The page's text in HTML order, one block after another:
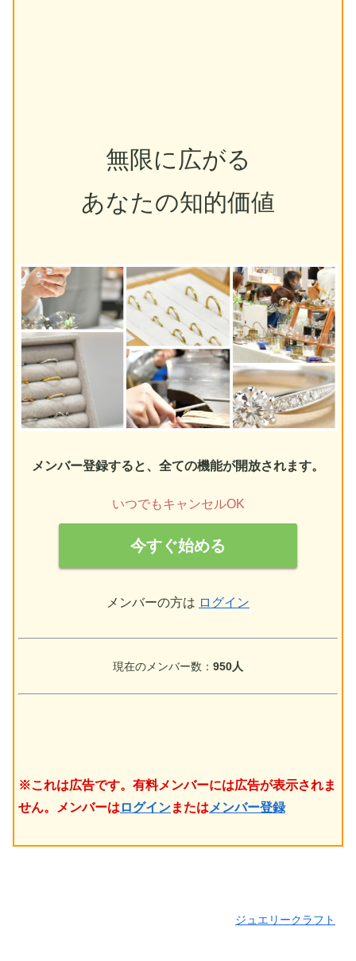
無限に広がる
あなたの知的価値
メンバー登録すると、全ての機能が開放されます。
いつでもキャンセルOK
今すぐ始める
メンバーの方は ログイン
現在のメンバー数： 950人
※これは広告です。有料メンバーには広告が表示されま
せん。メンバーは ログインまたは メンバー登録
ジュエリークラフト